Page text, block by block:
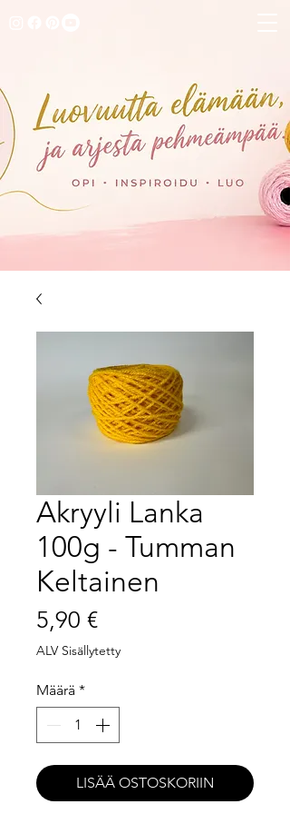
Akryyli Lanka
100g - Tumman
Keltainen
5,90 €Hinta
ALV Sisällytetty
Määrä *
LISÄÄ OSTOSKORIIN